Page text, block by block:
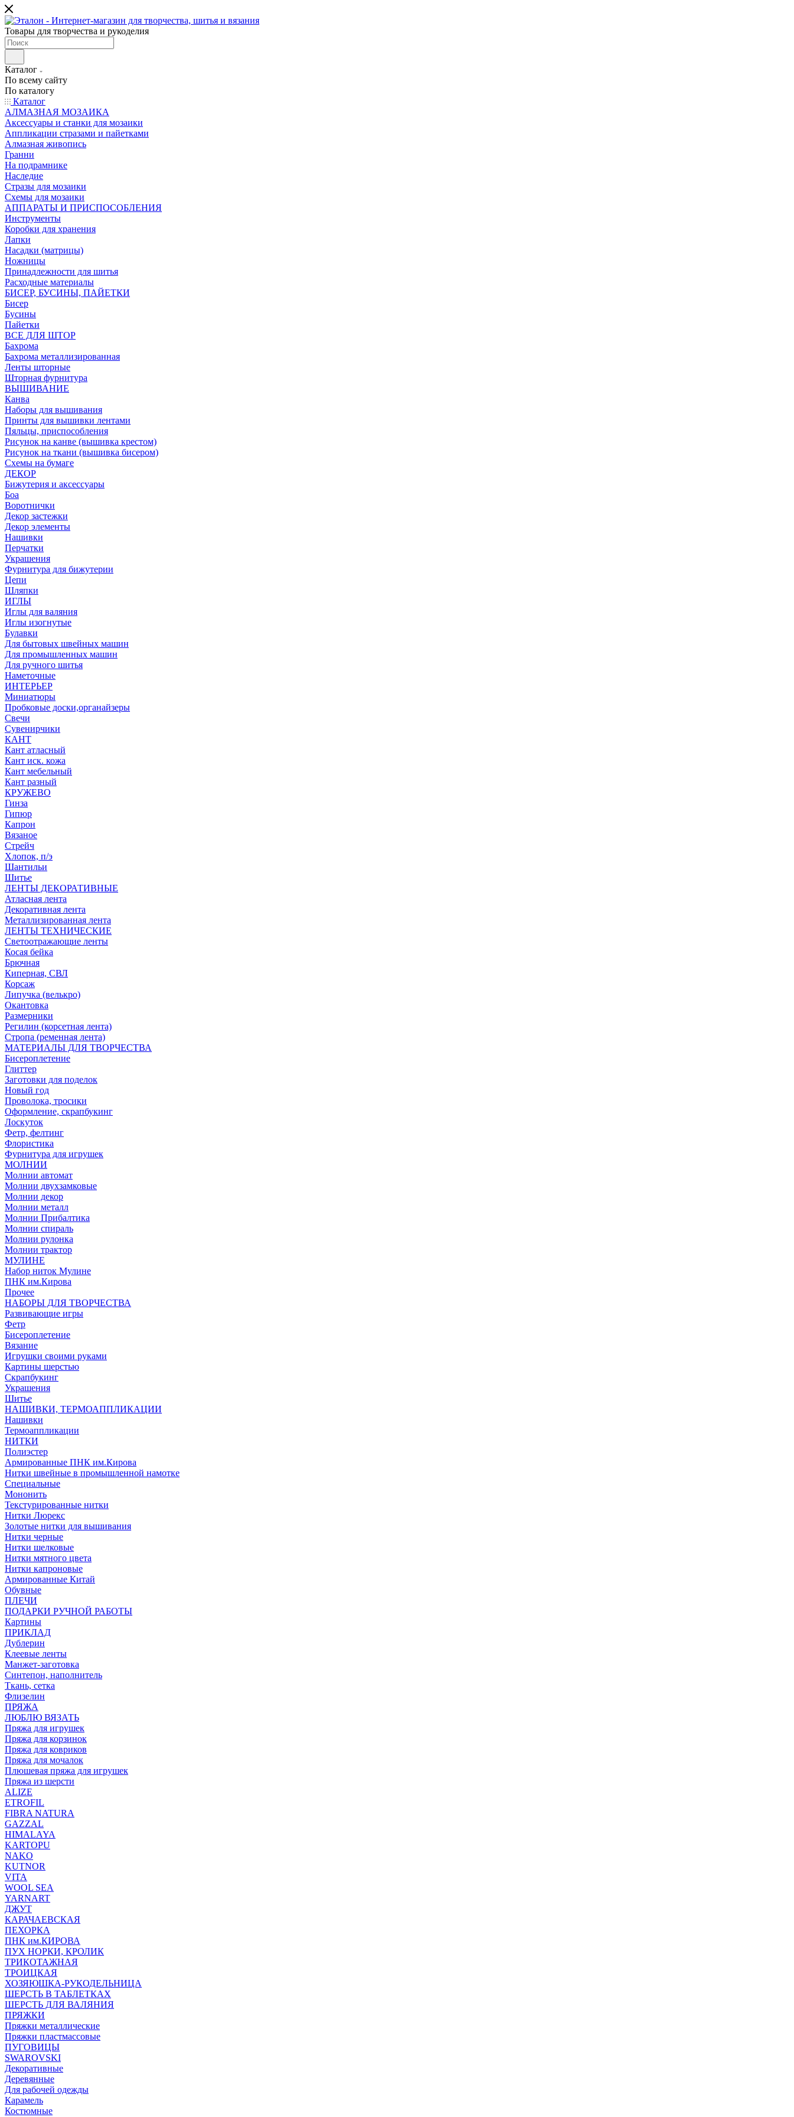
Товары для творчества и рукоделия
Каталог
По всему сайту
По каталогу
Каталог
АЛМАЗНАЯ МОЗАИКА
Аксессуары и станки для мозаики
Аппликации стразами и пайетками
Алмазная живопись
Гранни
На подрамнике
Наследие
Стразы для мозаики
Схемы для мозаики
АППАРАТЫ И ПРИСПОСОБЛЕНИЯ
Инструменты
Коробки для хранения
Лапки
Насадки (матрицы)
Ножницы
Принадлежности для шитья
Расходные материалы
БИСЕР, БУСИНЫ, ПАЙЕТКИ
Бисер
Бусины
Пайетки
ВСЕ ДЛЯ ШТОР
Бахрома
Бахрома металлизированная
Ленты шторные
Шторная фурнитура
ВЫШИВАНИЕ
Канва
Наборы для вышивания
Принты для вышивки лентами
Пяльцы, приспособления
Рисунок на канве (вышивка крестом)
Рисунок на ткани (вышивка бисером)
Схемы на бумаге
ДЕКОР
Бижутерия и аксессуары
Боа
Воротнички
Декор застежки
Декор элементы
Нашивки
Перчатки
Украшения
Фурнитура для бижутерии
Цепи
Шляпки
ИГЛЫ
Иглы для валяния
Иглы изогнутые
Булавки
Для бытовых швейных машин
Для промышленных машин
Для ручного шитья
Наметочные
ИНТЕРЬЕР
Миниатюры
Пробковые доски,органайзеры
Свечи
Сувенирчики
КАНТ
Кант атласный
Кант иск. кожа
Кант мебельный
Кант разный
КРУЖЕВО
Гинза
Гипюр
Капрон
Вязаное
Стрейч
Хлопок, п/э
Шантильи
Шитье
ЛЕНТЫ ДЕКОРАТИВНЫЕ
Атласная лента
Декоративная лента
Металлизированная лента
ЛЕНТЫ ТЕХНИЧЕСКИЕ
Светоотражающие ленты
Косая бейка
Брючная
Киперная, СВЛ
Корсаж
Липучка (велькро)
Окантовка
Размерники
Регилин (корсетная лента)
Стропа (ременная лента)
МАТЕРИАЛЫ ДЛЯ ТВОРЧЕСТВА
Бисероплетение
Глиттер
Заготовки для поделок
Новый год
Проволока, тросики
Оформление, скрапбукинг
Лоскуток
Фетр, фелтинг
Флористика
Фурнитура для игрушек
МОЛНИИ
Молнии автомат
Молнии двухзамковые
Молнии декор
Молнии металл
Молнии Прибалтика
Молнии спираль
Молнии рулонка
Молнии трактор
МУЛИНЕ
Набор ниток Мулине
ПНК им.Кирова
Прочее
НАБОРЫ ДЛЯ ТВОРЧЕСТВА
Развивающие игры
Фетр
Бисероплетение
Вязание
Игрушки своими руками
Картины шерстью
Скрапбукинг
Украшения
Шитье
НАШИВКИ, ТЕРМОАППЛИКАЦИИ
Нашивки
Термоаппликации
НИТКИ
Полиэстер
Армированные ПНК им.Кирова
Нитки швейные в промышленной намотке
Специальные
Мононить
Текстурированные нитки
Нитки Люрекс
Золотые нитки для вышивания
Нитки черные
Нитки шелковые
Нитки мятного цвета
Нитки капроновые
Армированные Китай
Обувные
ПЛЕЧИ
ПОДАРКИ РУЧНОЙ РАБОТЫ
Картины
ПРИКЛАД
Дублерин
Клеевые ленты
Манжет-заготовка
Синтепон, наполнитель
Ткань, сетка
Флизелин
ПРЯЖА
ЛЮБЛЮ ВЯЗАТЬ
Пряжа для игрушек
Пряжа для корзинок
Пряжа для ковриков
Пряжа для мочалок
Плюшевая пряжа для игрушек
Пряжа из шерсти
ALIZE
ETROFIL
FIBRA NATURA
GAZZAL
HIMALAYA
KARTOPU
NAKO
KUTNOR
VITA
WOOL SEA
YARNART
ДЖУТ
КАРАЧАЕВСКАЯ
ПЕХОРКА
ПНК им.КИРОВА
ПУХ НОРКИ, КРОЛИК
ТРИКОТАЖНАЯ
ТРОИЦКАЯ
ХОЗЯЮШКА-РУКОДЕЛЬНИЦА
ШЕРСТЬ В ТАБЛЕТКАХ
ШЕРСТЬ ДЛЯ ВАЛЯНИЯ
ПРЯЖКИ
Пряжки металлические
Пряжки пластмассовые
ПУГОВИЦЫ
SWAROVSKI
Декоративные
Деревянные
Для рабочей одежды
Карамель
Костюмные